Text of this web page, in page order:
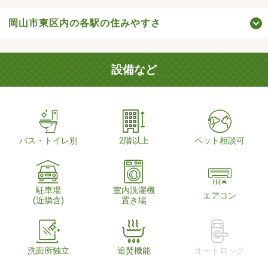
岡山市東区内の各駅の住みやすさ
設備など
バス・トイレ別 2階以上 ペット相談可
駐車場
(近隣含)
室内洗濯機
置き場
エアコン
洗面所独立 追焚機能 オートロック